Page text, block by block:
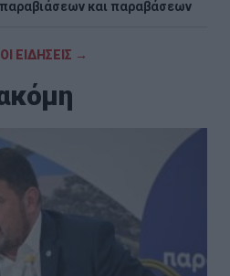
και παραβάσεων
ΕΙΔΗΣΕΙΣ →